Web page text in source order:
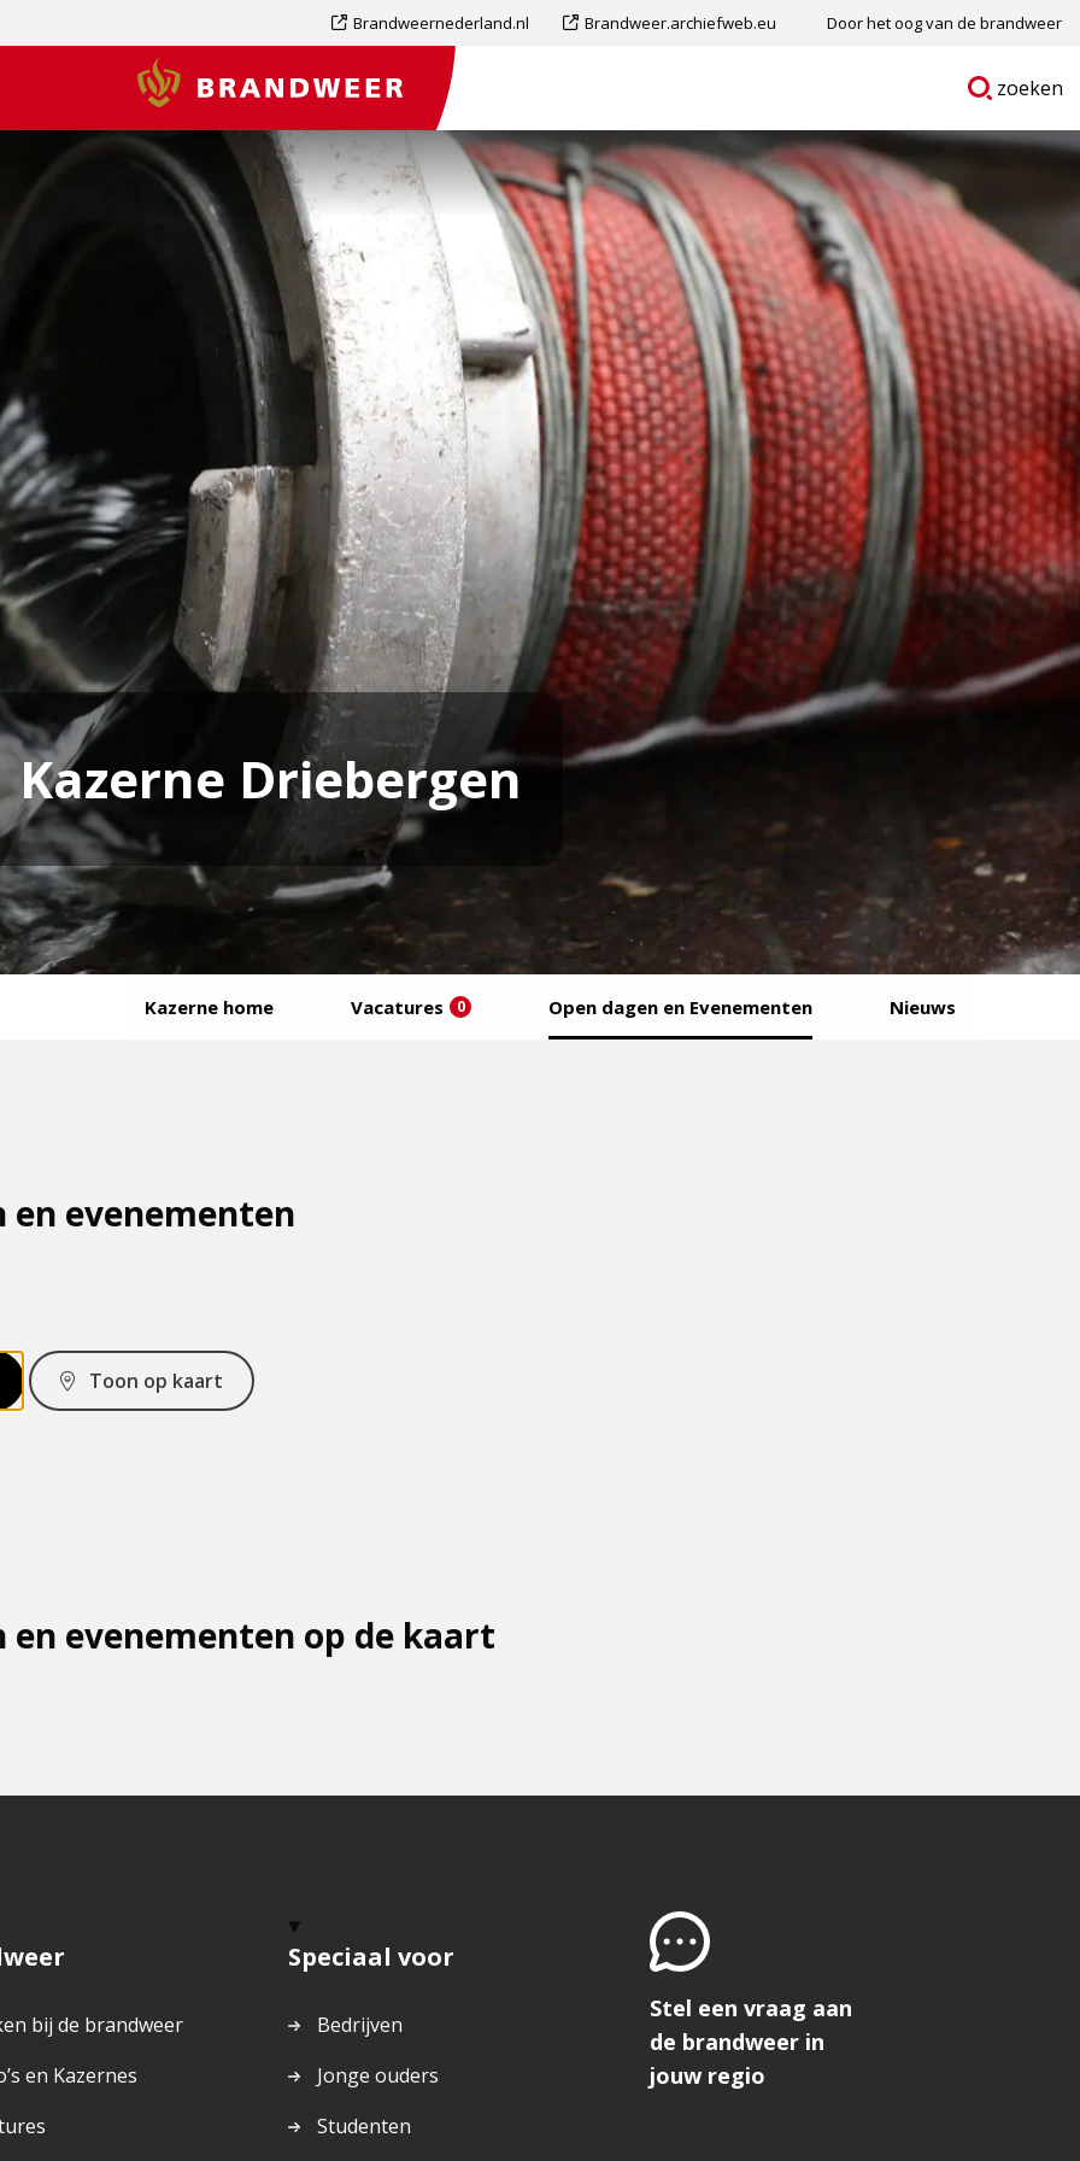
Dit
externe
pagina
Brandweernederland.nl Dit
externe
pagina
Brandweer.archiefweb.eu Door het oog van de brandweer
Brandweer
Ga
zoeken
Kazerne Driebergen
Kazerne home Vacatures 0 Open dagen en Evenementen Nieuws
en evenementen
Toon op kaart
en evenementen op de kaart
bij de brandweer
en Kazernes
Speciaal voor
Bedrijven
Jonge ouders
Studenten
Stel een vraag aan
de brandweer in
jouw regio